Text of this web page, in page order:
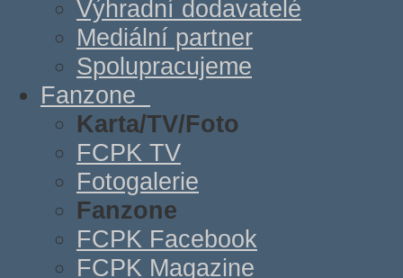
Výhradní dodavatelé
Mediální partner
Spolupracujeme
Fanzone
Karta/TV/Foto
FCPK TV
Fotogalerie
Fanzone
FCPK Facebook
FCPK Magazine